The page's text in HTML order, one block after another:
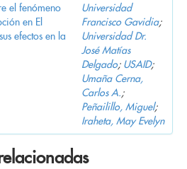
el fenómeno
en El
efectos en la
Universidad
Francisco Gavidia;
Universidad Dr.
José Matías
Delgado; USAID;
Umaña Cerna,
Carlos A.;
Peñailillo, Miguel;
Iraheta, May Evelyn